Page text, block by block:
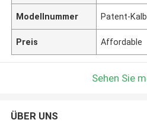
Modellnummer Patent-
Preis Affordable
Sehen Sie
ÜBER UNS